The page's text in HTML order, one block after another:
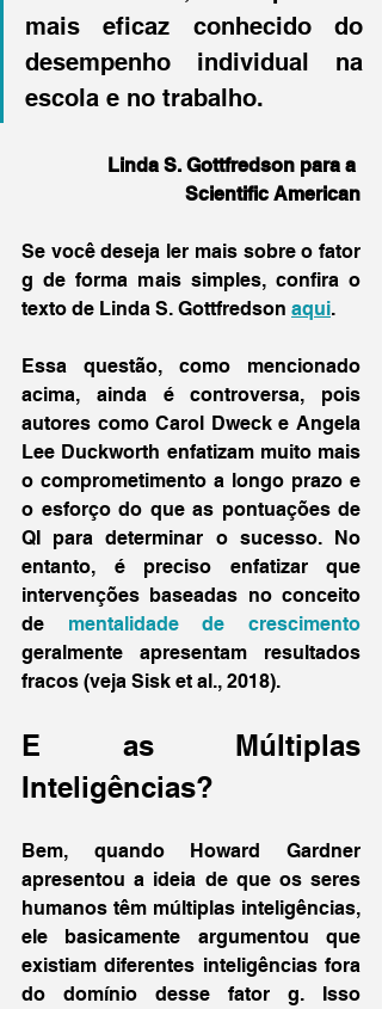
mais eficaz conhecido do
desempenho individual na
escola e no trabalho.
Linda S. Gottfredson para a
Scientific American
Se você deseja ler mais sobre o fator
g de forma mais simples, confira o
texto de Linda S. Gottfredson aqui.
Essa questão, como mencionado
acima, ainda é controversa, pois
autores como Carol Dweck e Angela
Lee Duckworth enfatizam muito mais
o comprometimento a longo prazo e
o esforço do que as pontuações de
QI para determinar o sucesso. No
entanto, é preciso enfatizar que
intervenções baseadas no conceito
de mentalidade de crescimento
geralmente apresentam resultados
fracos (veja Sisk et al., 2018).
E as Múltiplas
Inteligências?
Bem, quando Howard Gardner
apresentou a ideia de que os seres
humanos têm múltiplas inteligências,
ele basicamente argumentou que
existiam diferentes inteligências fora
do domínio desse fator g. Isso